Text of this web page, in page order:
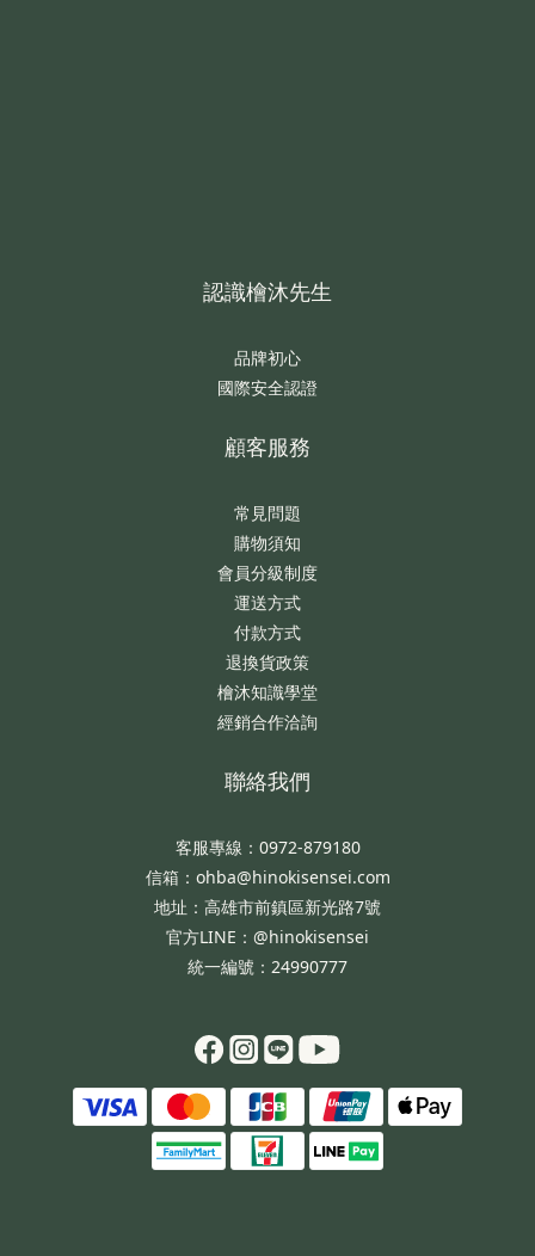
認識檜沐先生
品牌初心
國際安全認證
顧客服務
常見問題
購物須知
會員分級制度
運送方式
付款方式
退換貨政策
檜沐知識學堂
經銷合作洽詢
聯絡我們
客服專線：0972-879180
信箱：ohba@hinokisensei.com
地址：高雄市前鎮區新光路7號
官方LINE：@hinokisensei
統一編號：24990777